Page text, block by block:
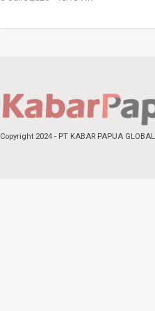
Copyright 2024 - PT KABAR PAPUA GLOBAL